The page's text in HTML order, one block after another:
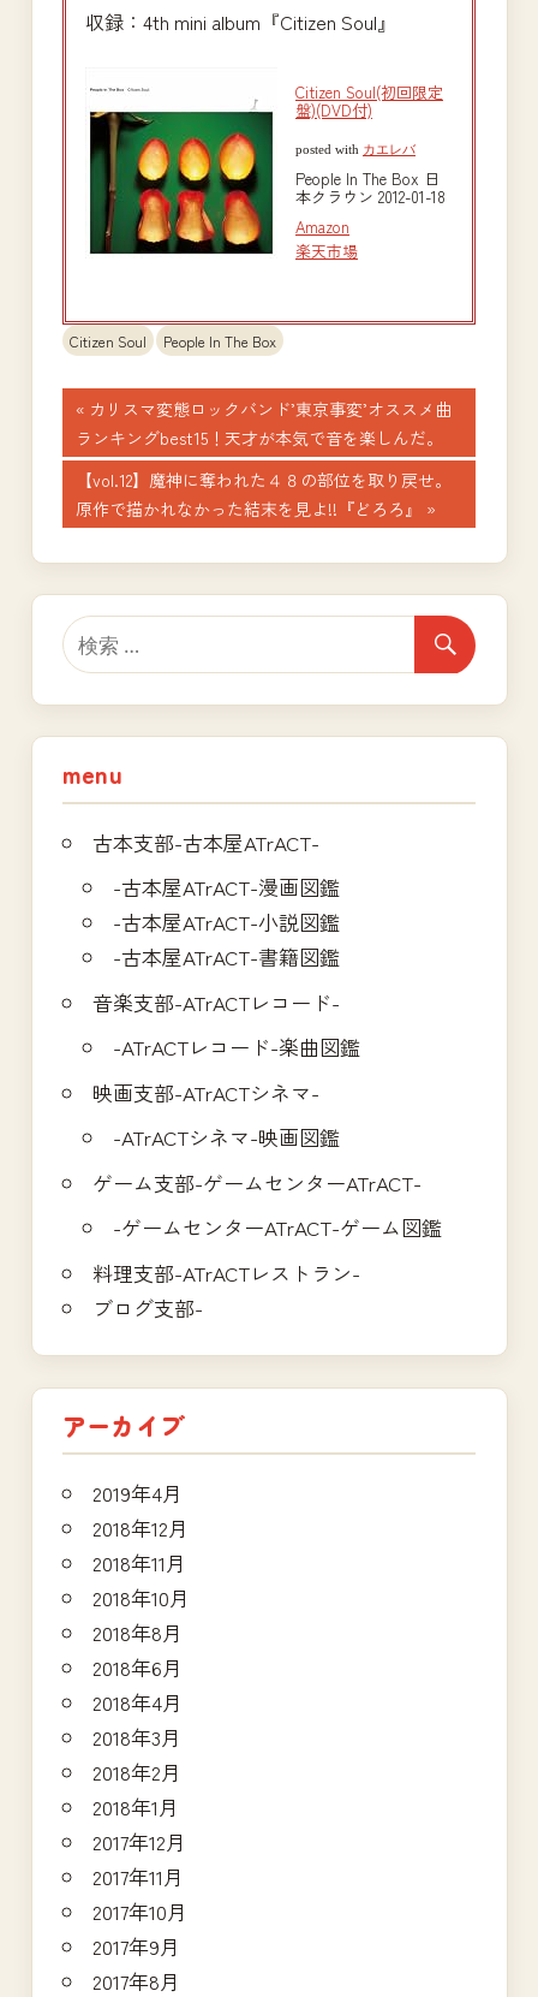
収録：4th mini album『Citizen Soul』
Citizen Soul(初回限定
盤)(DVD付)
posted with カエレバ
People In The Box 日
本クラウン 2012-01-18
Amazon
楽天市場
Citizen Soul People In The Box
投
稿
ナ
ビ
ゲ
ー
シ
ョ
ン
前
の
記
事:
カリスマ変態ロックバンド’東京事変’オススメ曲
ランキングbest15！天才が本気で音を楽しんだ。
次
の
事:
【vol.12】魔神に奪われた４８の部位を取り戻せ。
原作で描かれなかった結末を見よ!!『どろろ』
menu
古本支部-古本屋ATrACT-
-古本屋ATrACT-漫画図鑑
-古本屋ATrACT-小説図鑑
-古本屋ATrACT-書籍図鑑
音楽支部-ATrACTレコード-
-ATrACTレコード-楽曲図鑑
映画支部-ATrACTシネマ-
-ATrACTシネマ-映画図鑑
ゲーム支部-ゲームセンターATrACT-
-ゲームセンターATrACT-ゲーム図鑑
料理支部-ATrACTレストラン-
ブログ支部-
アーカイブ
2019年4月
2018年12月
2018年11月
2018年10月
2018年8月
2018年6月
2018年4月
2018年3月
2018年2月
2018年1月
2017年12月
2017年11月
2017年10月
2017年9月
2017年8月